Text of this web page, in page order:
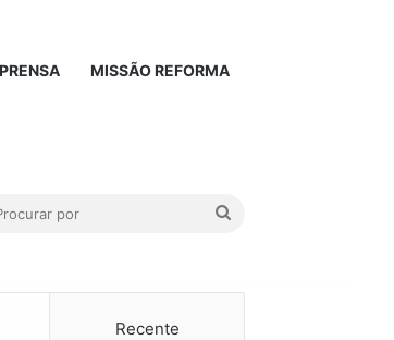
MISSÃO REFORMA
Recente